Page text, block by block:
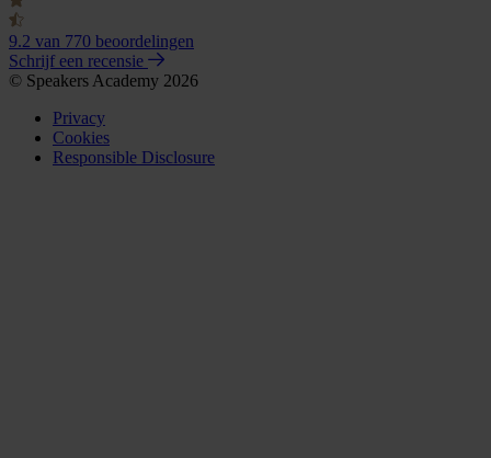
9.2 van 770 beoordelingen
Schrijf een recensie
© Speakers Academy 2026
Privacy
Cookies
Responsible Disclosure